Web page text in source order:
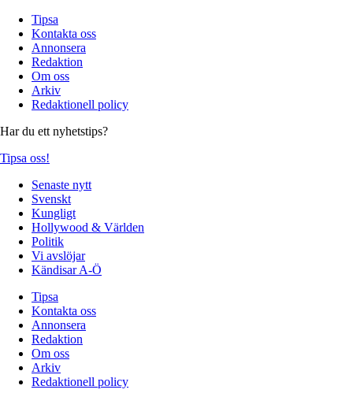
Tipsa
Kontakta oss
Annonsera
Redaktion
Om oss
Arkiv
Redaktionell policy
Har du ett nyhetstips?
Tipsa oss!
Senaste nytt
Svenskt
Kungligt
Hollywood & Världen
Politik
Vi avslöjar
Kändisar A-Ö
Tipsa
Kontakta oss
Annonsera
Redaktion
Om oss
Arkiv
Redaktionell policy